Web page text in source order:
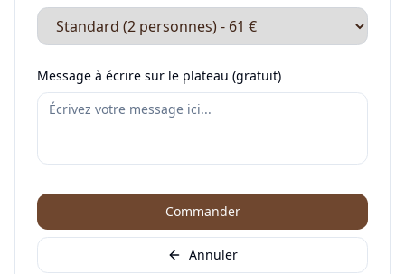
Message à écrire sur le plateau (gratuit)
Commander
Annuler